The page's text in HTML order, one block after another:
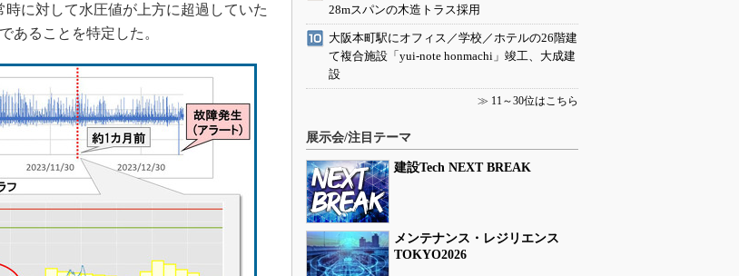
に対して水圧値が上方に超過していた
あることを特定した。
28mスパンの木造トラス採用
大阪本町駅にオフィス／学校／ホテルの26階建
て複合施設「yui-note honmachi」竣工、大成建
設
≫ 11～30位はこちら
展示会/注目テーマ
建設Tech NEXT BREAK
メンテナンス・レジリエンス
TOKYO2026